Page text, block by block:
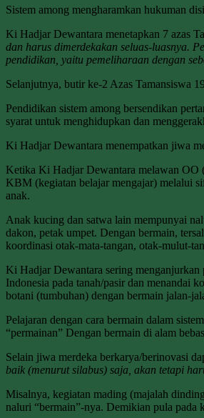
Sistem among mengharamkan hukuman
Ki Hadjar Dewantara menetapkan 7 azas
dan harus dimerdekakan seluas-luasnya.
pendidikan, yaitu pemeliharaan dengan
Selanjutnya, butir ke-2 Azas Tamansiswa
Pendidikan sistem among bersendikan
syarat untuk menghidupkan dan
Ki Hadjar Dewantara menempatkan jiwa
Ketika Ki Hadjar Dewantara melawan OO
KBM (kegiatan belajar mengajar) melalui
anak.
Anak kucing dan satwa lain mempunyai
dakon, petak umpet. Dengan bermain,
koordinasi otak-mata-tangan, otak-mulut-
Ki Hadjar Dewantara sering menganjurkan
Indonesia pada tanah/pasir dan menandai
botani (tumbuhan) dengan bermain jalan-
Pelajaran dengan cara bermain dalam
“permainan” Dengan bermain di alam
Selain jiwa merdeka berkarya/berinovasi
baik (menurut silabus) saja, akan tetapi
Misalnya, kegiatan mading (majalah
naluri “bermain”-nya. Demikian pula